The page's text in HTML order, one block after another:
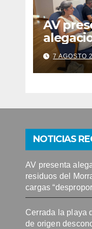
AV
la
”
7 AGOSTO
NOTICIAS
AV presenta
residuos del
cargas
Cerrada la playa
de origen